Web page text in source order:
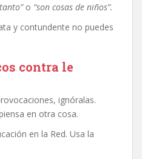
o “son cosas de niños”.
y contundente no puedes
contra le
ignóralas.
en otra cosa.
en la Red. Usa la